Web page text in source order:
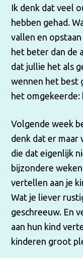
Ik denk dat veel
hebben gehad.
vallen en
het beter dan de
dat jullie het als
wennen het best
het
Volgende week
denk dat er maar
die dat eigenlijk
bijzondere
vertellen aan je
Wat je liever
geschreeuw. En
aan hun kind
kinderen groot